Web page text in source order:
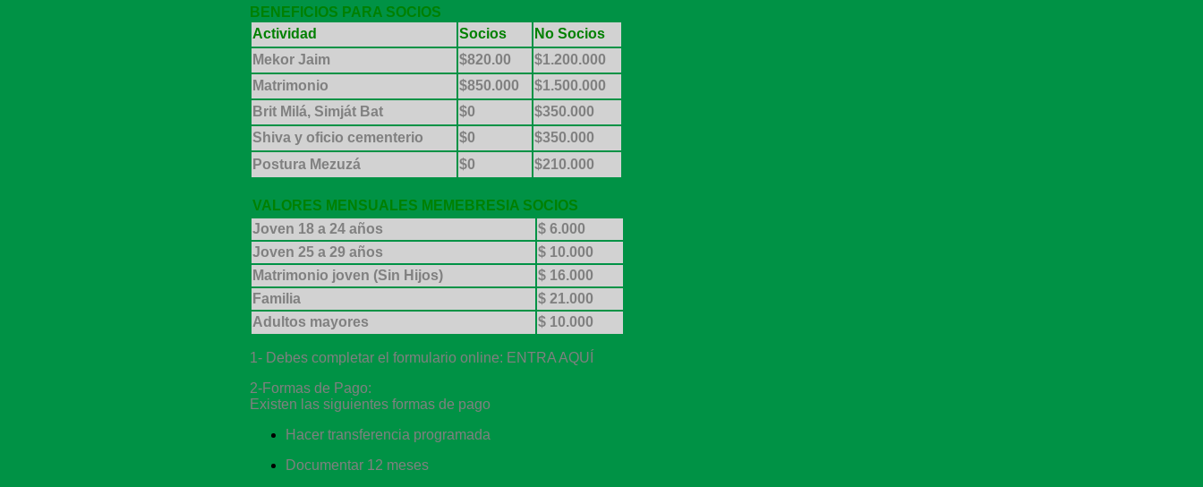
BENEFICIOS PARA SOCIOS
Actividad
Socios No Socios
Mekor Jaim
$820.00
$1.200.000
Matrimonio
$850.000
$1.500.000
Brit Milá, Simját Bat
$0
$350.000
Shiva y oficio cementerio
$0
$350.000
Postura Mezuzá
$0 $210.000
VALORES MENSUALES MEMEBRESIA SOCIOS
Joven 18 a 24 años
$ 6.000
Joven 25 a 29 años
$ 10.000
Matrimonio joven (Sin Hijos)
$ 16.000
Familia
$ 21.000
Adultos mayores
$ 10.000
1- Debes completar el formulario online: ENTRA AQUÍ
2-Formas de Pago:
Existen las siguientes formas de pago
Hacer transferencia programada
Documentar 12 meses